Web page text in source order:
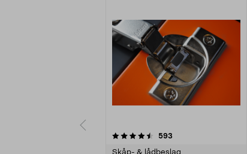
593
Skåp- & lådbeslag
4.5 av 5 stjärnor